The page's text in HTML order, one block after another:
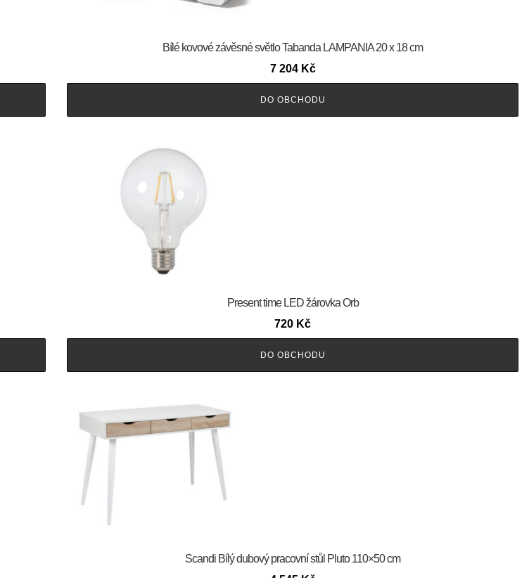
Bílé kovové závěsné světlo Tabanda LAMPANIA 20 x 18 cm
7 204 Kč
DO OBCHODU
Present time LED žárovka Orb
720 Kč
DO OBCHODU
Scandi Bílý dubový pracovní stůl Pluto 110×50 cm